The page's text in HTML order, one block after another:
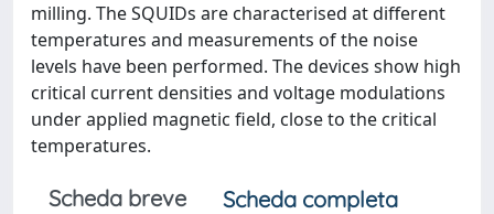
milling. The SQUIDs are characterised at different
temperatures and measurements of the noise
levels have been performed. The devices show high
critical current densities and voltage modulations
under applied magnetic field, close to the critical
temperatures.
Scheda breve
Scheda completa